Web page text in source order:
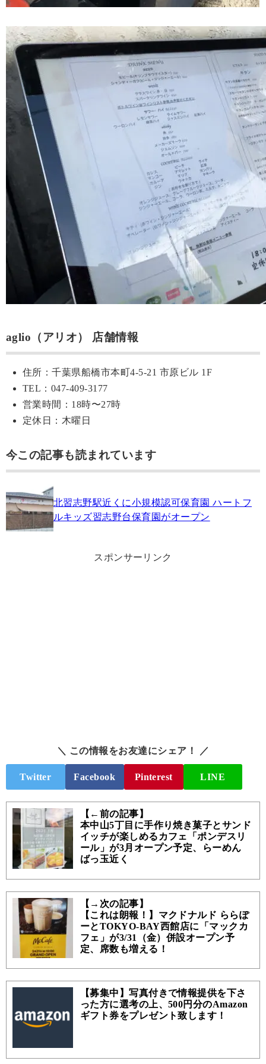
aglio（アリオ） 店舗情報
住所：千葉県船橋市本町4-5-21 市原ビル 1F
TEL：047-409-3177
営業時間：18時〜27時
定休日：木曜日
今この記事も読まれています
北習志野駅近くに小規模認可保育園 ハートフ
ルキッズ習志野台保育園がオープン
スポンサーリンク
＼ この情報をお友達にシェア！ ／
Twitter Facebook Pinterest LINE
【←前の記事】
本中山5丁目に手作り焼き菓子とサンド
イッチが楽しめるカフェ「ポンデスリ
ール」が3月オープン予定、らーめん
ばっ玉近く
【→次の記事】
【これは朗報！】マクドナルド ららぽ
ーとTOKYO-BAY西館店に「マックカ
フェ」が3/31（金）併設オープン予
定、席数も増える！
【募集中】写真付きで情報提供を下さ
った方に選考の上、500円分のAmazon
ギフト券をプレゼント致します！